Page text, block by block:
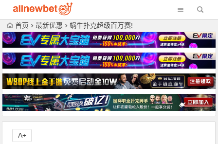
首页 最新优惠 蜗牛扑克超级百万赛!
A+